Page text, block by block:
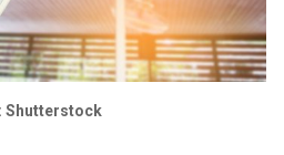
Shutterstock